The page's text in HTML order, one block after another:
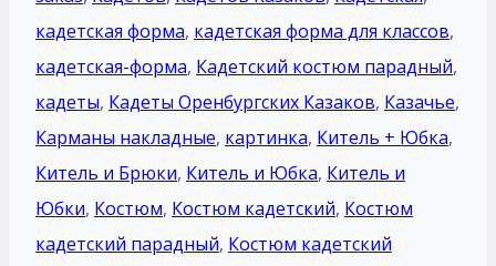
кадетская форма, кадетская форма для классов,
кадетская-форма, Кадетский костюм парадный,
кадеты, Кадеты Оренбургских Казаков, Казачье,
Карманы накладные, картинка, Китель + Юбка,
Китель и Брюки, Китель и Юбка, Китель и
Юбки, Костюм, Костюм кадетский, Костюм
кадетский парадный, Костюм кадетский